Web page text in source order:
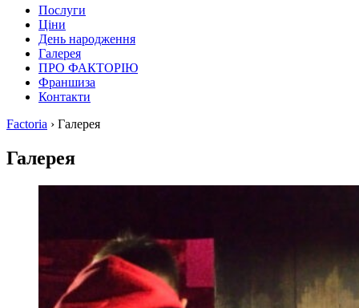
Послуги
Ціни
День народження
Галерея
ПРО ФАКТОРІЮ
Франшиза
Контакти
Factoria › Галерея
Галерея